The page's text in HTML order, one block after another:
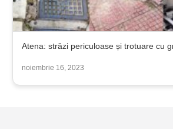
Atena: străzi periculoase și trotuare cu
noiembrie 16, 2023